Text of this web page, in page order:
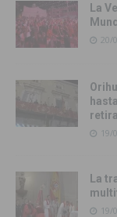
La
20/
19/
La
19/